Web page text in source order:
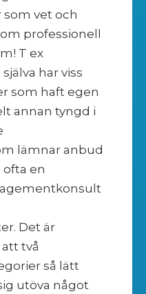
vet och
professionell
T ex
har viss
som haft egen
annan tyngd i
lämnar anbud
ofta en
Det är
två
så lätt
utöva något